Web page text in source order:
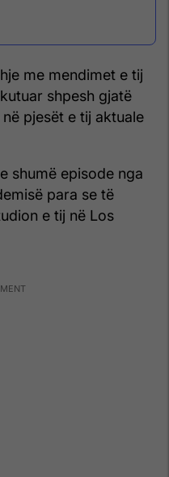
me mendimet e tij
shpesh gjatë
pjesët e tij aktuale
shumë episode nga
para se të
e tij në Los